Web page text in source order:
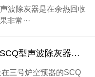
波除灰器是在余热回收
非常···
2019年安装的SCQ型声波除灰器用户反馈
三号炉空预器的SCQ